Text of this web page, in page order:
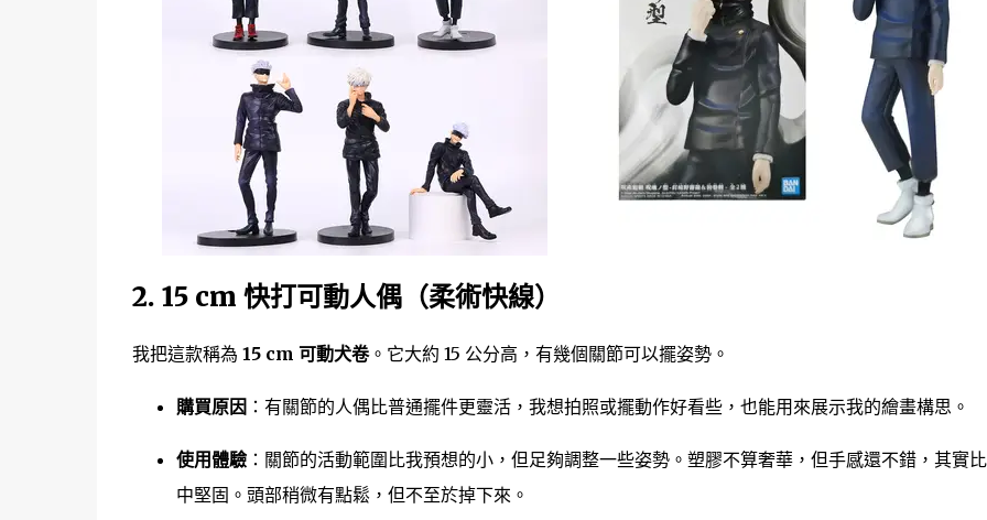
2. 15 cm 快打可動人偶（柔術快線）
我把這款稱為 15 cm 可動犬卷。它大約 15 公分高，有幾個關節可以擺姿勢。
購買原因 ：有關節的人偶比普通擺件更靈活，我想拍照或擺動作好看些，也能用來展示我的繪畫構思。
使用體驗：關節的活動範圍比我預想的小，但足夠調整一些姿勢。塑膠不算奢華，但手感還不錯，其實
中堅固。頭部稍微有點鬆，但不至於掉下來。